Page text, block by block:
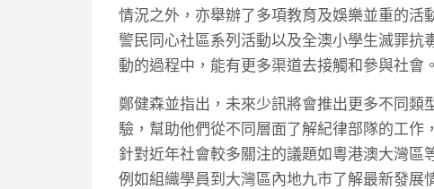
情況之外，亦舉辦了多項教育及娛樂並重的活
警民同心社區系列活動以及全澳小學生滅罪抗
動的過程中，能有更多渠道去接觸和參與社會。
鄭健森並指出，未來少訊將會推出更多不同類
驗，幫助他們從不同層面了解紀律部隊的工作
針對近年社會較多關注的議題如粵港澳大灣區
例如組織學員到大灣區內地九市了解最新發展